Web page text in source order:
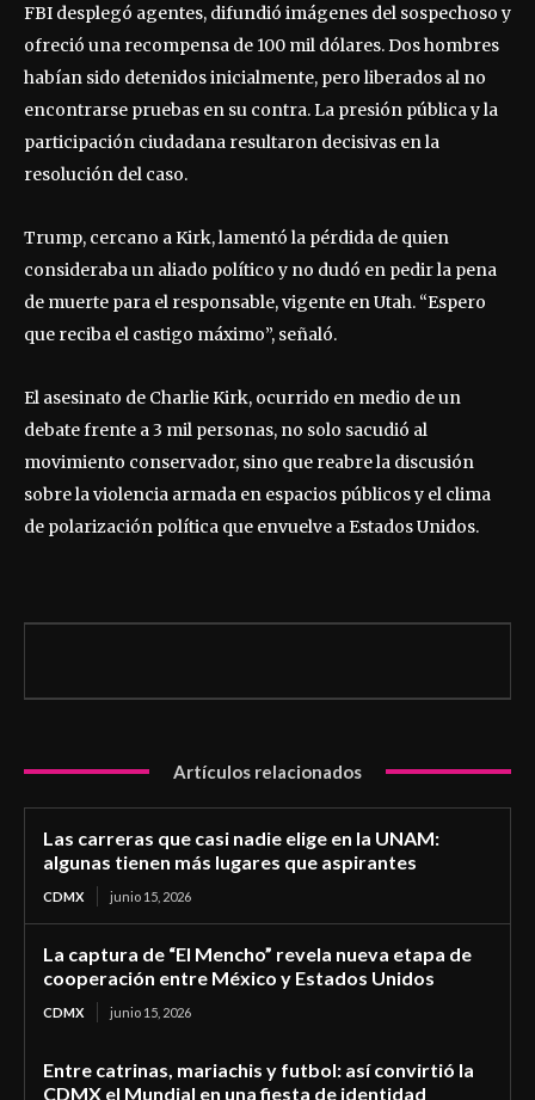
FBI desplegó agentes, difundió imágenes del sospechoso y
ofreció una recompensa de 100 mil dólares. Dos hombres
habían sido detenidos inicialmente, pero liberados al no
encontrarse pruebas en su contra. La presión pública y la
participación ciudadana resultaron decisivas en la
resolución del caso.
Trump, cercano a Kirk, lamentó la pérdida de quien
consideraba un aliado político y no dudó en pedir la pena
de muerte para el responsable, vigente en Utah. “Espero
que reciba el castigo máximo”, señaló.
El asesinato de Charlie Kirk, ocurrido en medio de un
debate frente a 3 mil personas, no solo sacudió al
movimiento conservador, sino que reabre la discusión
sobre la violencia armada en espacios públicos y el clima
de polarización política que envuelve a Estados Unidos.
Artículos relacionados
Las carreras que casi nadie elige en la UNAM:
algunas tienen más lugares que aspirantes
CDMX junio 15, 2026
La captura de “El Mencho” revela nueva etapa de
cooperación entre México y Estados Unidos
CDMX junio 15, 2026
Entre catrinas, mariachis y futbol: así convirtió la
CDMX el Mundial en una fiesta de identidad